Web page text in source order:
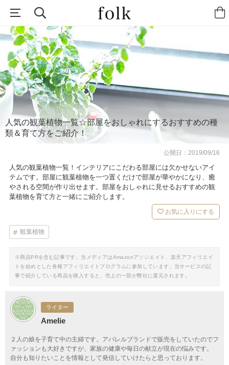
人気の観葉植物一覧☆部屋をおしゃれにするおすすめの種
類＆育て方をご紹介！
公開日：2019/09/16
人気の観葉植物一覧！インテリアにこだわる部屋には欠かせないアイ
テムです。部屋に観葉植物を一つ置くだけで部屋が華やかになり、癒
やされる空間が作り出せます。部屋をおしゃれに見せるおすすめの観
葉植物を育て方と一緒にご紹介します。
お気に入りにする
観葉植物
※商品PRを含む記事です。当メディアはAmazonアソシエイト、楽天アフィリエイ
トを始めとした各種アフィリエイトプログラムに参加しています。当サービスの記
事で紹介している商品を購入すると、売上の一部が弊社に還元されます。
ライター
Amelie
２人の娘を子育て中の主婦です。アパレルブランドで販売をしていたのでフ
ァッションも大好きですが、家族の健康や毎日の献立が現在の悩みです。
自分も知りたいことを情報として発信していけたらと思っております。